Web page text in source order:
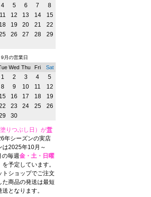
4 5 6 7
8
11 12 13 14
15
18 19 20 21
22
26 27 28
29
9月の営業日
Wed Thu Fri Sat
1 2 3 4
5
8 9 10 11
12
15 16 17 18
19
23 24 25
26
30
りつぶし日）が営
年シーズンの実店
は2025年10月～
の毎週金・土・日曜
を予定しています。
トショップでご注文
た商品の発送は最短
送となります。